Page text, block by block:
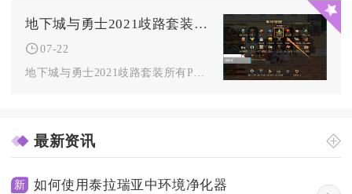
地下城与勇士2021歧路套装的属性对pvp有何影响
07-22
最新资讯
新 如何使用泰拉瑞亚中环境净化器